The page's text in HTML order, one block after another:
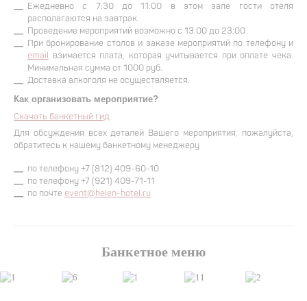
Главная
Об
отеле
Бронирование
Номера
и цены
Акции
Конференц-
Ежедневно с 7:30 до 11:00 в этом зале гости отеля
располагаются на завтрак.
Проведение мероприятий возможно с 13:00 до 23:00
При бронирование столов и заказе мероприятий по телефону и
email взимается плата, которая учитывается при оплате чека.
Минимальная сумма от 1000 руб.
Доставка алкоголя не осуществляется.
Как организовать мероприятие?
Скачать банкетный гид
Для обсуждения всех деталей Вашего мероприятия, пожалуйста,
обратитесь к нашему банкетному менеджеру
по телефону +7 (812) 409-60-10
по телефону +7 (921) 409-71-11
по почте event@helen-hotel.ru
Банкетное меню